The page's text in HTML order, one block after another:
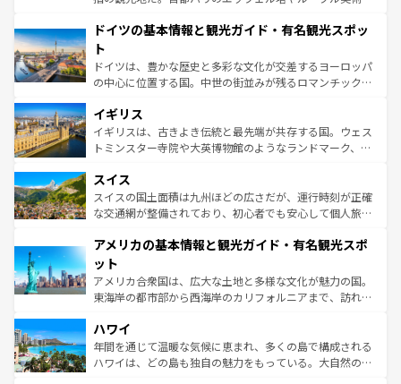
せる。地方によって風土や気候が異なるスペインはその個
ンテンツ一覧 を参照してほしい。
で、幅広い魅力が詰まっている。華麗な宮殿、歴史的な大
聖堂、美しいビーチ、そして豊かな自然が、訪れる者を心
から魅了する。また、フランスは美食の国としても知ら
れ、フランス料理はユネスコ無形文化遺産にも登録されて
香り高いラベンダー畑など、多彩な楽しみ方が可能だ。さ
らに、パリ以外の地域にも魅力が溢れており、どの街角に
も豊かな歴史と文化が息づいている。パリ以外の個性あふ
を参照してほしい。
ドイツの基本情報と観光ガイド・有名観光スポッ
ト
ドイツは、豊かな歴史と多彩な文化が交差するヨーロッパ
の中心に位置する国。中世の街並みが残るロマンチック街
顔を持つこの国は、どこを歩いても飽きることがない。ベ
ルリンの文化的活気、バイエルン州のアルプスの絶景、そ
してライン川沿いのワイン畑といった風景は必見。ビール
は、お酒好きな人にはぜひ体験してほしい。 なお、新着の
ドイツ情報はコンテンツ一覧を参照してほしい。
イギリス
イギリスは、古きよき伝統と最先端が共存する国。ウェス
トミンスター寺院や大英博物館のようなランドマーク、歴
リアごとに異なる魅力がある。また、優雅なアフタヌーン
ティー、ビール好きにはたまらない英国パブ、サッカー観
戦など、本場だからこそできる体験も豊富。イギリスを旅
ンツ一覧を参照してほしい。
スイス
スイスの国土面積は九州ほどの広さだが、運行時刻が正確
な交通網が整備されており、初心者でも安心して個人旅行
の建物がそのまま残る町や、スイスならではのユニークな
博物館もあり、アルプス観光だけでなく町歩きも満喫する
ことができる。国民の所得が高いため物価も高いが、旅行
者向けの交通パス提供のサービスもあり、うまく活用すれ
着のスイス情報は
アメリカの基本情報と観光ガイド・有名観光スポ
ット
アメリカ合衆国は、広大な土地と多様な文化が魅力の国。
東海岸の都市部から西海岸のカリフォルニアまで、訪れる
のような巨大都市は、観光、ショッピング、エンターテイ
ンメントが詰まった刺激的なスポットだ。一方、アメリカ
西部には大自然が広がり、グランドキャニオンやイエロー
ハワイ
年間を通じて温暖な気候に恵まれ、多くの島で構成される
ハワイは、どの島も独自の魅力をもっている。大自然の神